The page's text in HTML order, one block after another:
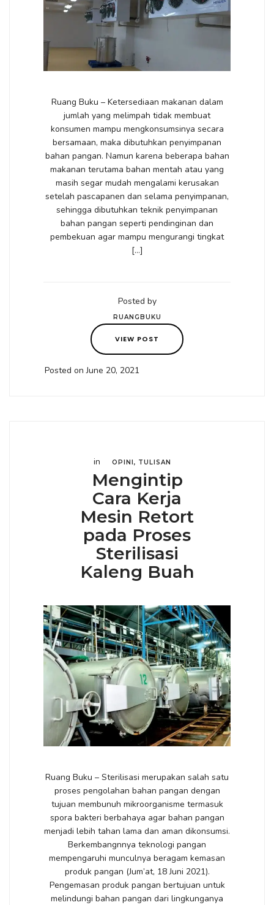
Ruang Buku – Ketersediaan makanan dalam
jumlah yang melimpah tidak membuat
konsumen mampu mengkonsumsinya secara
bersamaan, maka dibutuhkan penyimpanan
bahan pangan. Namun karena beberapa bahan
makanan terutama bahan mentah atau yang
masih segar mudah mengalami kerusakan
setelah pascapanen dan selama penyimpanan,
sehingga dibutuhkan teknik penyimpanan
bahan pangan seperti pendinginan dan
pembekuan agar mampu mengurangi tingkat
[…]
Posted by
RUANGBUKU
VIEW POST
Posted on June 20, 2021
in OPINI , TULISAN
Mengintip
Cara Kerja
Mesin Retort
pada Proses
Sterilisasi
Kaleng Buah
Ruang Buku – Sterilisasi merupakan salah satu
proses pengolahan bahan pangan dengan
tujuan membunuh mikroorganisme termasuk
spora bakteri berbahaya agar bahan pangan
menjadi lebih tahan lama dan aman dikonsumsi.
Berkembangnnya teknologi pangan
mempengaruhi munculnya beragam kemasan
produk pangan (Jum’at, 18 Juni 2021).
Pengemasan produk pangan bertujuan untuk
melindungi bahan pangan dari lingkunganya